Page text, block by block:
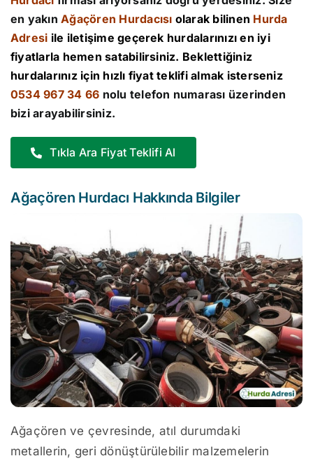
en yakınAğaçören Hurdacısı olarak bilinen Hurda
Adresi ile iletişime geçerek hurdalarınızı en iyi
fiyatlarla hemen satabilirsiniz. Beklettiğiniz
hurdalarınız için hızlı fiyat teklifi almak isterseniz
0534 967 34 66 nolu telefon numarası üzerinden
bizi arayabilirsiniz.
Tıkla Ara Fiyat Teklifi Al
Ağaçören Hurdacı Hakkında Bilgiler
Ağaçören ve çevresinde, atıl durumdaki
metallerin, geri dönüştürülebilir malzemelerin